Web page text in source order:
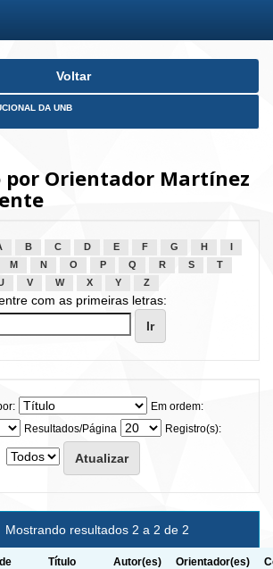
Voltar
DA UNB
por Orientador Martínez
B C D E F G H
M N O P Q R S
T
V W X Y Z
com as primeiras letras:
Em ordem:
Resultados/Página
Registro(s):
Mostrando resultados 2 a 2 de 2
Título Autor(es) Orientador(es)